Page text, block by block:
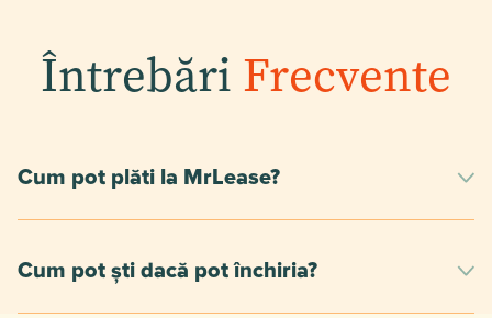
Întrebări Frecvente
Cum pot plăti la MrLease?
Cum pot ști dacă pot închiria?